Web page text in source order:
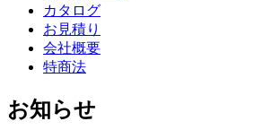
カタログ
お見積り
会社概要
特商法
お知らせ